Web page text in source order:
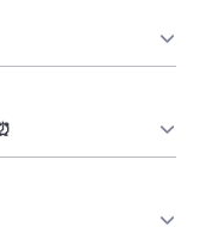
ou ailleurs. 💡